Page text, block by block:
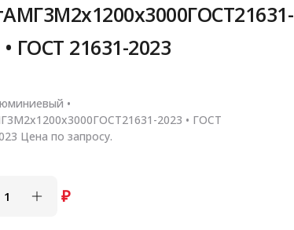
ГОСТ 21631-2023
•
2023 • ГОСТ
Цена по запросу.
₽